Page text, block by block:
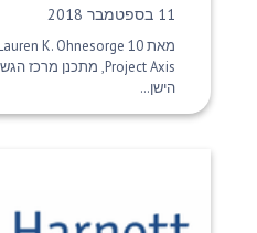
תאריך פרסום:
11 בספטמבר 2018
הישן...